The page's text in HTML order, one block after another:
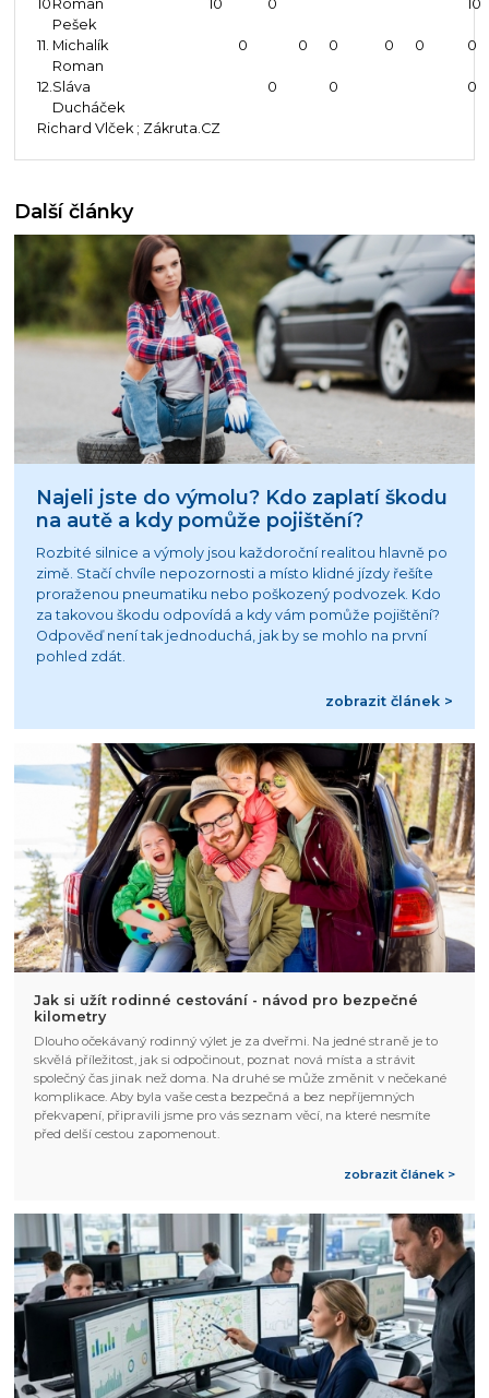
10 Roman
Pešek
10 0 10
11. Michalík
Roman
0 0 0 0 0 0
12.Sláva
Ducháček
0 0 0
Richard Vlček ; Zákruta.CZ
Další články
Najeli jste do výmolu? Kdo zaplatí škodu
na autě a kdy pomůže pojištění?
Rozbité silnice a výmoly jsou každoroční realitou hlavně po
zimě. Stačí chvíle nepozornosti a místo klidné jízdy řešíte
proraženou pneumatiku nebo poškozený podvozek. Kdo
za takovou škodu odpovídá a kdy vám pomůže pojištění?
Odpověď není tak jednoduchá, jak by se mohlo na první
pohled zdát.
zobrazit článek >
Jak si užít rodinné cestování - návod pro bezpečné
kilometry
Dlouho očekávaný rodinný výlet je za dveřmi. Na jedné straně je to
skvělá příležitost, jak si odpočinout, poznat nová místa a strávit
společný čas jinak než doma. Na druhé se může změnit v nečekané
komplikace. Aby byla vaše cesta bezpečná a bez nepříjemných
překvapení, připravili jsme pro vás seznam věcí, na které nesmíte
před delší cestou zapomenout.
zobrazit článek >